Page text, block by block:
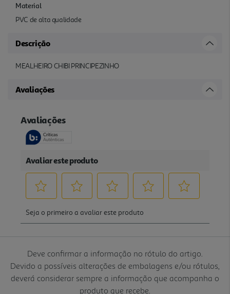
Material
PVC de alta qualidade
Descrição
MEALHEIRO CHIBI PRINCIPEZINHO
Avaliações
Deve confirmar a informação no rótulo do artigo.
Devido a possíveis alterações de embalagens e/ou rótulos,
deverá considerar sempre a informação que acompanha o
produto que recebe.